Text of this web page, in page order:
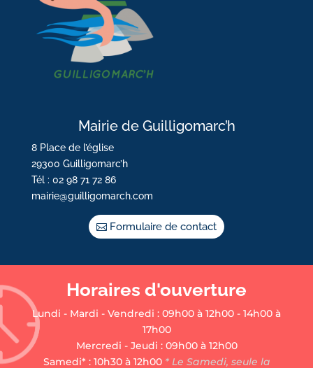
Mairie de Guilligomarc’h
8 Place de l’église
29300 Guilligomarc’h
Tél : 02 98 71 72 86
mairie@guilligomarch.com
Formulaire de contact
Horaires d'ouverture
Lundi - Mardi - Vendredi : 09h00 à 12h00 - 14h00 à
17h00
Mercredi - Jeudi : 09h00 à 12h00
Samedi* : 10h30 à 12h00* Le Samedi, seule la